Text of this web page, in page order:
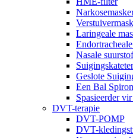
Laringeale
Nasale
Suigingskateter
Geslote
Een Bal
Spasieerder
DVT-terapie
DVT-POMP
DVT-